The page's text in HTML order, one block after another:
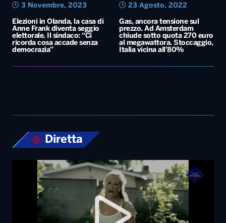
Elezioni in Olanda, la casa di
Anne Frank diventa seggio
elettorale. Il sindaco: “Ci
ricorda cosa accade senza
democrazia”
3 Novembre, 2023
Gas, ancora tensione sul
prezzo. Ad Amsterdam
chiude sotto quota 270 euro
al megawattora. Stoccaggio,
Italia vicina all’80%
23 Agosto, 2022
Diretta